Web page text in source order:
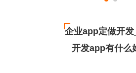
企业app定做开发
开发app有什么